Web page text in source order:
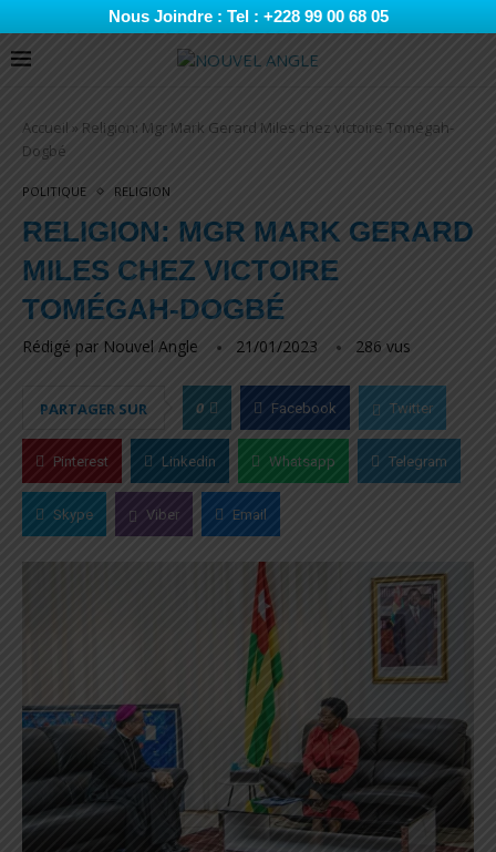
Nous Joindre : Tel : +228 99 00 68 05
Accueil » Religion: Mgr Mark Gerard Miles chez victoire Tomégah-
Dogbé
POLITIQUE RELIGION
RELIGION: MGR MARK GERARD
MILES CHEZ VICTOIRE
TOMÉGAH-DOGBÉ
Rédigé par Nouvel Angle 21/01/2023 286 vus
PARTAGER SUR 0 Facebook Twitter
Pinterest Linkedin Whatsapp Telegram
Skype Viber Email